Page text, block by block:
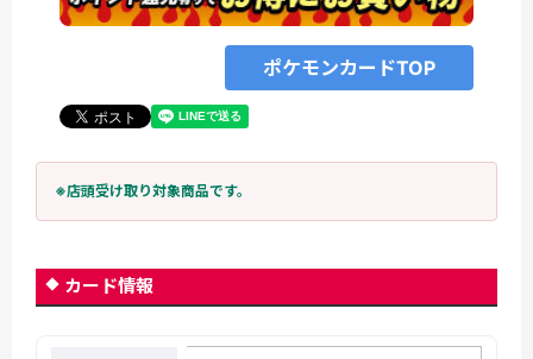
ポケモンカードTOP
※店頭受け取り対象商品です。
カード情報